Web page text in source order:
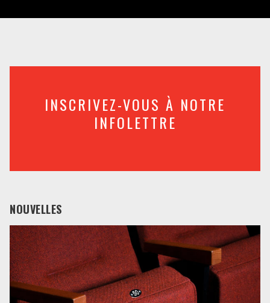
INSCRIVEZ-VOUS À NOTRE
INFOLETTRE
NOUVELLES